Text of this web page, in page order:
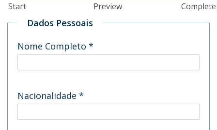
Start Preview Complete
Dados Pessoais
Nome Completo *
Nacionalidade *